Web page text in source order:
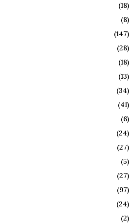
(18)
(8)
(147)
(28)
(18)
(13)
(34)
(41)
(6)
(24)
(27)
(5)
(27)
(97)
(24)
(2)